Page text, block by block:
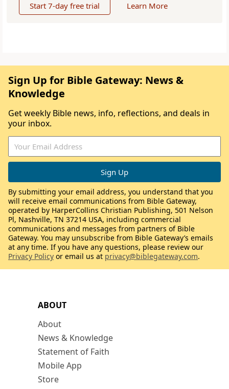
Start 7-day free trial Learn More
ABOUT
About
News & Knowledge
Statement of Faith
Mobile App
Store
Sign Up for Bible Gateway: News &
Knowledge
Get weekly Bible news, info, reflections, and deals in
your inbox.
By submitting your email address, you understand that you
will receive email communications from Bible Gateway,
operated by HarperCollins Christian Publishing, 501 Nelson
Pl, Nashville, TN 37214 USA, including commercial
communications and messages from partners of Bible
Gateway. You may unsubscribe from Bible Gateway’s emails
at any time. If you have any questions, please review our
Privacy Policy or email us at privacy@biblegateway.com.